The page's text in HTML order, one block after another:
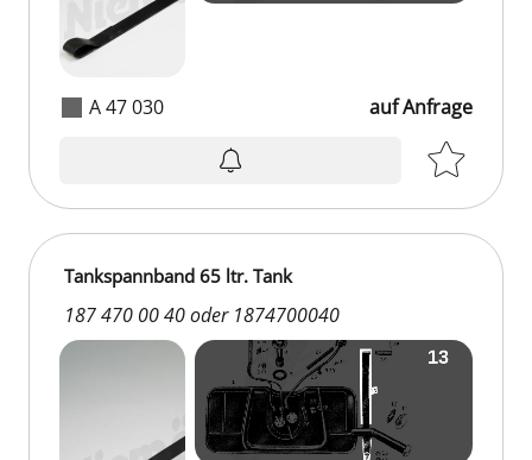
A 47 030 auf Anfrage
Tankspannband 65 ltr. Tank
187 470 00 40 oder 1874700040